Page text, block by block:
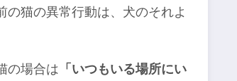
猫の異常行動は、犬のそれよ
の場合は 「いつもいる場所にい